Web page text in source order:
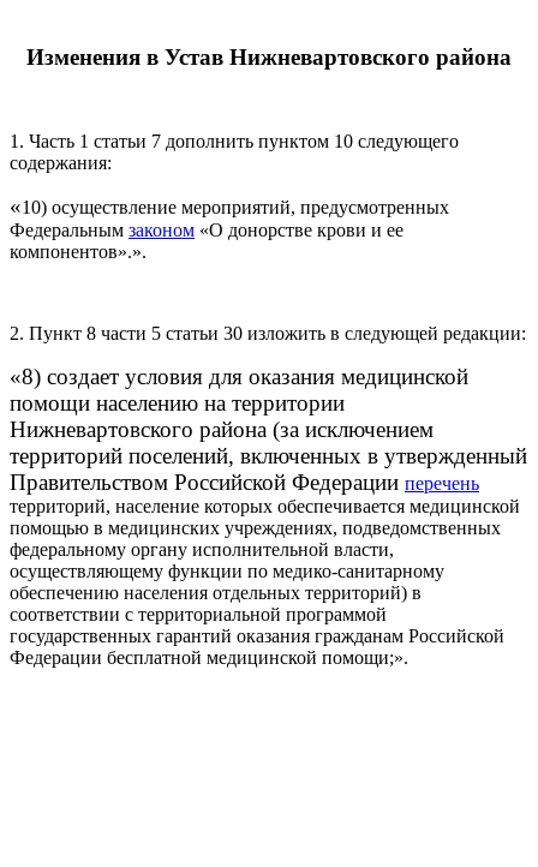
Изменения в Устав Нижневартовского района
1. Часть 1 статьи 7 дополнить пунктом 10 следующего
содержания:
«10) осуществление мероприятий, предусмотренных
Федеральным законом «О донорстве крови и ее
компонентов».».
2. Пункт 8 части 5 статьи 30 изложить в следующей редакции:
«8) создает условия для оказания медицинской
помощи населению на территории
Нижневартовского района (за исключением
территорий поселений, включенных в утвержденный
Правительством Российской Федерации перечень
территорий, население которых обеспечивается медицинской
помощью в медицинских учреждениях, подведомственных
федеральному органу исполнительной власти,
осуществляющему функции по медико-санитарному
обеспечению населения отдельных территорий) в
соответствии с территориальной программой
государственных гарантий оказания гражданам Российской
Федерации бесплатной медицинской помощи;».